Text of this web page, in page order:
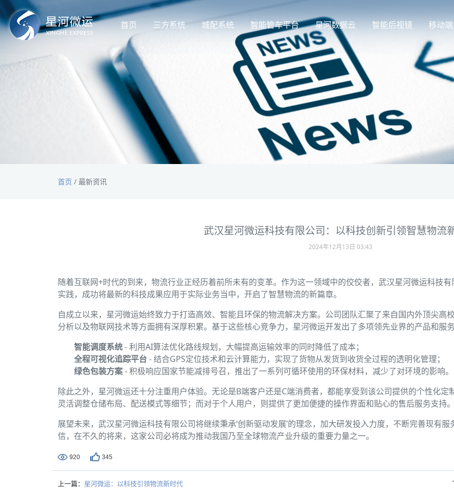
首页 三方系统 城配系统 智能管车平台 星河数据云 智能后视镜 移动端
首页 / 最新资讯
武汉星河微运科技有限公司：以科技创新引领智慧物流
2024年12月13日 03:43
随着互联网+时代的到来，物流行业正经历着前所未有的变革。作为这一领域中的佼佼者，武汉星河微运科技
实践，成功将最新的科技成果应用于实际业务当中，开启了智慧物流的新篇章。
自成立以来，星河微运始终致力于打造高效、智能且环保的物流解决方案。公司团队汇聚了来自国内外顶尖高
分析以及物联网技术等方面拥有深厚积累。基于这些核心竞争力，星河微运开发出了多项领先业界的产品和服务
智能调度系统- 利用AI算法优化路线规划，大幅提高运输效率的同时降低了成本；
全程可视化追踪平台- 结合GPS定位技术和云计算能力，实现了货物从发货到收货全过程的透明化管理；
绿色包装方案- 积极响应国家节能减排号召，推出了一系列可循环使用的环保材料，减少了对环境的影响。
除此之外，星河微运还十分注重用户体验。无论是B端客户还是C端消费者，都能享受到该公司提供的个性化
灵活调整仓储布局、配送模式等细节；而对于个人用户，则提供了更加便捷的操作界面和贴心的售后服务支持。
展望未来，武汉星河微运科技有限公司将继续秉承‘创新驱动发展’的理念，加大研发投入力度，不断完善现有
信，在不久的将来，这家公司必将成为推动我国乃至全球物流产业升级的重要力量之一。
920 345
上一篇： 星河微运：以科技引领物流新时代